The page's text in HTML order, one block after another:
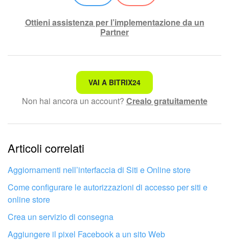
Ottieni assistenza per l’implementazione da un
Partner
Non è quello che sto cercando.
Testo complesso e incomprensibile
Le informazioni sono obsolete.
Troppo breve, ho bisogno di maggiori informazioni.
Non mi soddisfa come funziona questo strumento
VAI A BITRIX24
Non hai ancora un account? Crealo gratuitamente
Articoli correlati
Aggiornamenti nell’interfaccia di Siti e Online store
Come configurare le autorizzazioni di accesso per siti e
online store
Crea un servizio di consegna
Aggiungere il pixel Facebook a un sito Web